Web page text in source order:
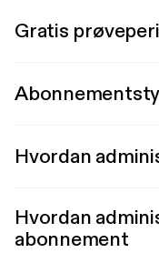
Gratis
Hvordan
Hvordan
abonnement